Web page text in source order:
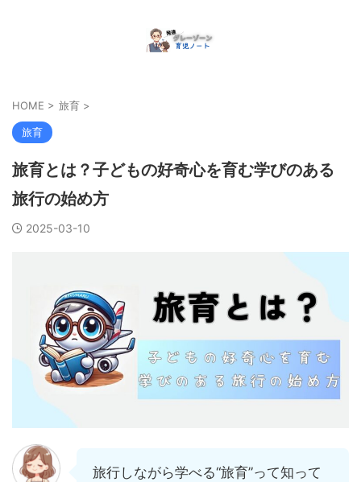
HOME > 旅育 >
旅育
旅育とは？子どもの好奇心を育む学びのある
旅行の始め方
2025-03-10
旅行しながら学べる“旅育”って知って